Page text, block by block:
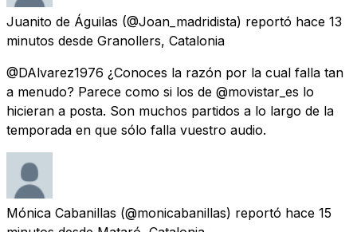
Juanito de Águilas (@Joan_madridista) reportó hace 13
minutos desde Granollers, Catalonia
@DAlvarez1976 ¿Conoces la razón por la cual falla tan
a menudo? Parece como si los de @movistar_es lo
hicieran a posta. Son muchos partidos a lo largo de la
temporada en que sólo falla vuestro audio.
Mónica Cabanillas (@monicabanillas) reportó hace 15